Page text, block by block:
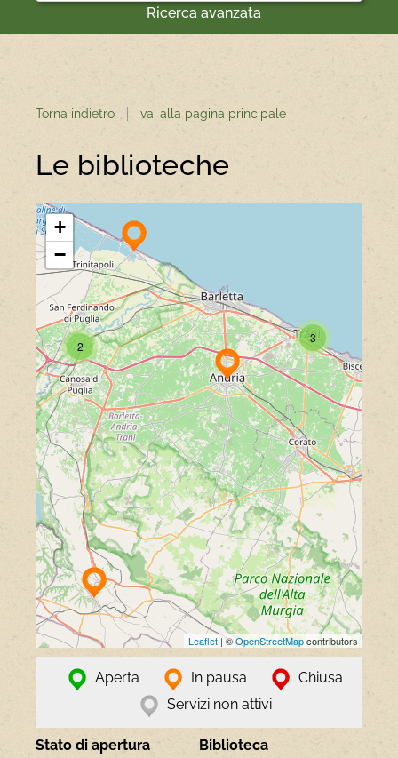
Ricerca avanzata
Torna indietro vai alla pagina principale
Le biblioteche
2
3
+
−
Leaflet | ©OpenStreetMapcontributors
Aperta In pausa
Chiusa
Servizi non attivi
Stato di apertura Biblioteca